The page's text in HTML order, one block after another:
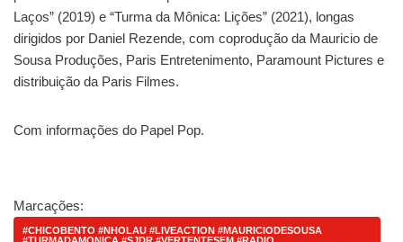
Laços” (2019) e “Turma da Mônica: Lições” (2021), longas
dirigidos por Daniel Rezende, com coprodução da Mauricio de
Sousa Produções, Paris Entretenimento, Paramount Pictures e
distribuição da Paris Filmes.
Com informações do Papel Pop.
Marcações:
#CHICOBENTO #NHOLAU #LIVEACTION #MAURICIODESOUSA